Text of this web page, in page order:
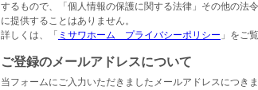
するもので、「個人情報の保護に関する法律」その他の法
に提供することはありません。
詳しくは、「 ミサワホーム プライバシーポリシー 」をご
ご登録のメールアドレスについて
当フォームにご入力いただきましたメールアドレスにつき